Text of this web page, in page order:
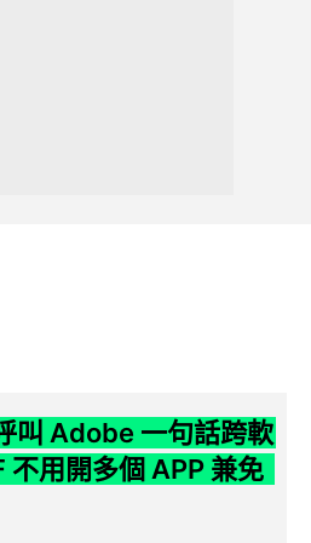
叫 Adobe 一句話跨軟
不用開多個 APP 兼免